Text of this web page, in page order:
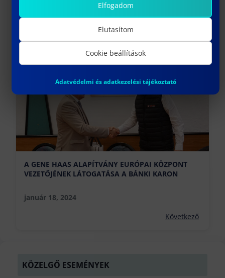
EDUCATIO 2024 – BESZÁMOLÓ A MÁSODIK
NAPRÓL
január 12, 2024
Előző
A GENE HAAS ALAPÍTVÁNY EURÓPAI KÖZPONT
VEZETŐJÉNEK LÁTOGATÁSA A BÁNKI KARON
január 18, 2024
Következő
KÖZELGŐ ESEMÉNYEK
Elfogadom
Elutasítom
Cookie beállítások
Adatvédelmi és adatkezelési tájékoztató